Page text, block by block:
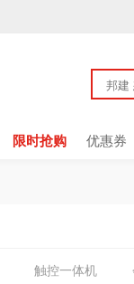
限时抢购 优惠券
触控一体机